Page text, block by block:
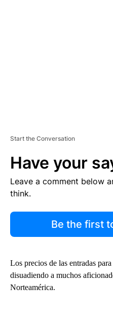
Start the Conversation
Have your
Leave a comment below
think.
Be the first
Los precios de las entradas
disuadiendo a muchos
Norteamérica.